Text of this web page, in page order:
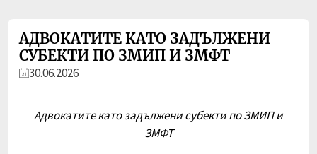
АДВОКАТИТЕ КАТО ЗАДЪЛЖЕНИ
СУБЕКТИ ПО ЗМИП И ЗМФТ
30.06.2026
Адвокатите като задължени субекти по ЗМИП и
ЗМФТ